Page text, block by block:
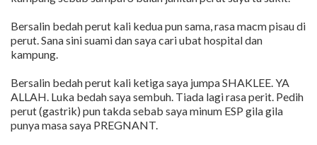
Bersalin bedah perut kali kedua pun sama, rasa macm pisau di
perut. Sana sini suami dan saya cari ubat hospital dan
kampung.
Bersalin bedah perut kali ketiga saya jumpa SHAKLEE. YA
ALLAH. Luka bedah saya sembuh. Tiada lagi rasa perit. Pedih
perut (gastrik) pun takda sebab saya minum ESP gila gila
punya masa saya PREGNANT.